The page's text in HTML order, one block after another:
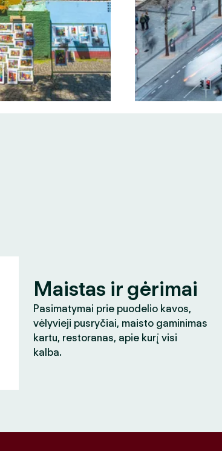
Maistas ir gėrimai
Pasimatymai prie puodelio kavos,
vėlyvieji pusryčiai, maisto gaminimas
kartu, restoranas, apie kurį visi
kalba.